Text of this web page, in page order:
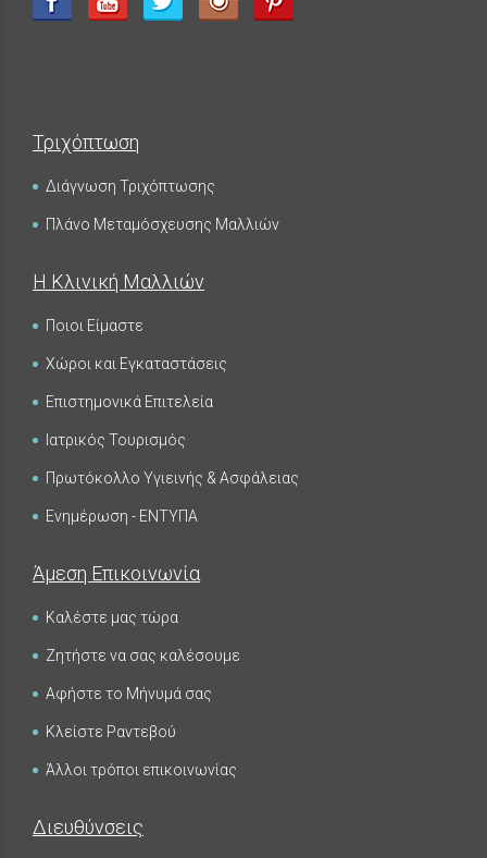
Τριχόπτωση
Διάγνωση Τριχόπτωσης
Πλάνο Μεταμόσχευσης Μαλλιών
Η Κλινική Μαλλιών
Ποιοι Είμαστε
Χώροι και Εγκαταστάσεις
Επιστημονικά Επιτελεία
Ιατρικός Τουρισμός
Πρωτόκολλο Υγιεινής & Ασφάλειας
Ενημέρωση - ΕΝΤΥΠΑ
Άμεση Επικοινωνία
Καλέστε μας τώρα
Ζητήστε να σας καλέσουμε
Αφήστε το Μήνυμά σας
Κλείστε Ραντεβού
Άλλοι τρόποι επικοινωνίας
Διευθύνσεις